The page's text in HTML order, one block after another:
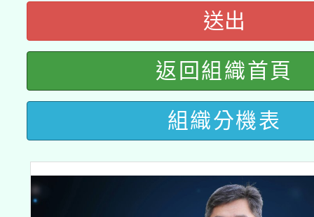
「數位內容與教學軟
pilot」
有關大陸委員會函釋公
薪期間赴陸應申請許可
轉知經濟部水利署委託
業技術研究院辦理「
用水績優單位及節水達
115年8月22日(星期六
桃園市孔廟祈福系列
開 智慧啟航」
2026年桃園地景藝術
送出
返回組織首頁
組織分機表